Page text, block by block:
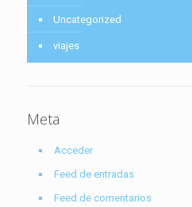
Uncategorized
viajes
Meta
Acceder
Feed de entradas
Feed de comentarios